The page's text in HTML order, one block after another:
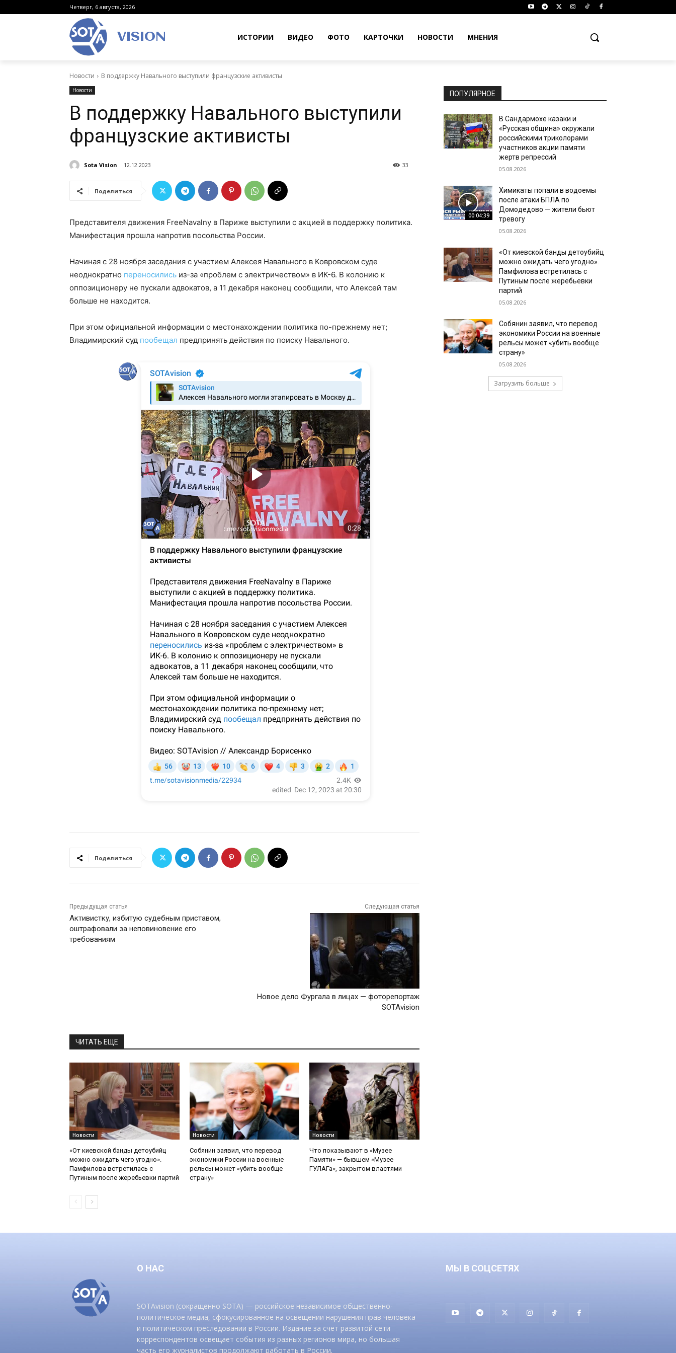
Четверг, 6 августа, 2026
VISION ИСТОРИИ ВИДЕО ФОТО КАРТОЧКИ НОВОСТИ МНЕНИЯ
Новости В поддержку Навального выступили французские активисты
Новости
В поддержку Навального выступили
французские активисты
Sota Vision 12.12.2023 33
Поделиться
Представителя движения FreeNavalny в Париже выступили с акцией в поддержку политика.
Манифестация прошла напротив посольства России.
Начиная с 28 ноября заседания с участием Алексея Навального в Ковровском суде
неоднократно переносились из-за «проблем с электричеством» в ИК-6. В колонию к
оппозиционеру не пускали адвокатов, а 11 декабря наконец сообщили, что Алексей там
больше не находится.
При этом официальной информации о местонахождении политика по-прежнему нет;
Владимирский суд пообещал предпринять действия по поиску Навального.
Поделиться
Предыдущая статья
Активистку, избитую судебным приставом,
оштрафовали за неповиновение его
требованиям
Следующая статья
Новое дело Фургала в лицах — фоторепортаж
SOTAvision
ЧИТАТЬ ЕЩЕ
Новости
«От киевской банды детоубийц
можно ожидать чего угодно».
Памфилова встретилась с
Путиным после жеребьевки партий
Новости
Собянин заявил, что перевод
экономики России на военные
рельсы может «убить вообще
страну»
Новости
Что показывают в «Музее
Памяти» — бывшем «Музее
ГУЛАГа», закрытом властями
ПОПУЛЯРНОЕ
В Сандармохе казаки и
«Русская община» окружали
российскими триколорами
участников акции памяти
жертв репрессий
05.08.2026
00:04:39
Химикаты попали в водоемы
после атаки БПЛА по
Домодедово — жители бьют
тревогу
05.08.2026
«От киевской банды детоубийц
можно ожидать чего угодно».
Памфилова встретилась с
Путиным после жеребьевки
партий
05.08.2026
Собянин заявил, что перевод
экономики России на военные
рельсы может «убить вообще
страну»
05.08.2026
Загрузить больше
О НАС
SOTAvision (сокращенно SOTA) — российское независимое общественно-
политическое медиа, сфокусированное на освещении нарушения прав человека
и политическом преследовании в России. Издание за счет развитой сети
корреспондентов освещает события из разных регионов мира, но большая
часть его журналистов продолжают работать в России.
МЫ В СОЦСЕТЯХ